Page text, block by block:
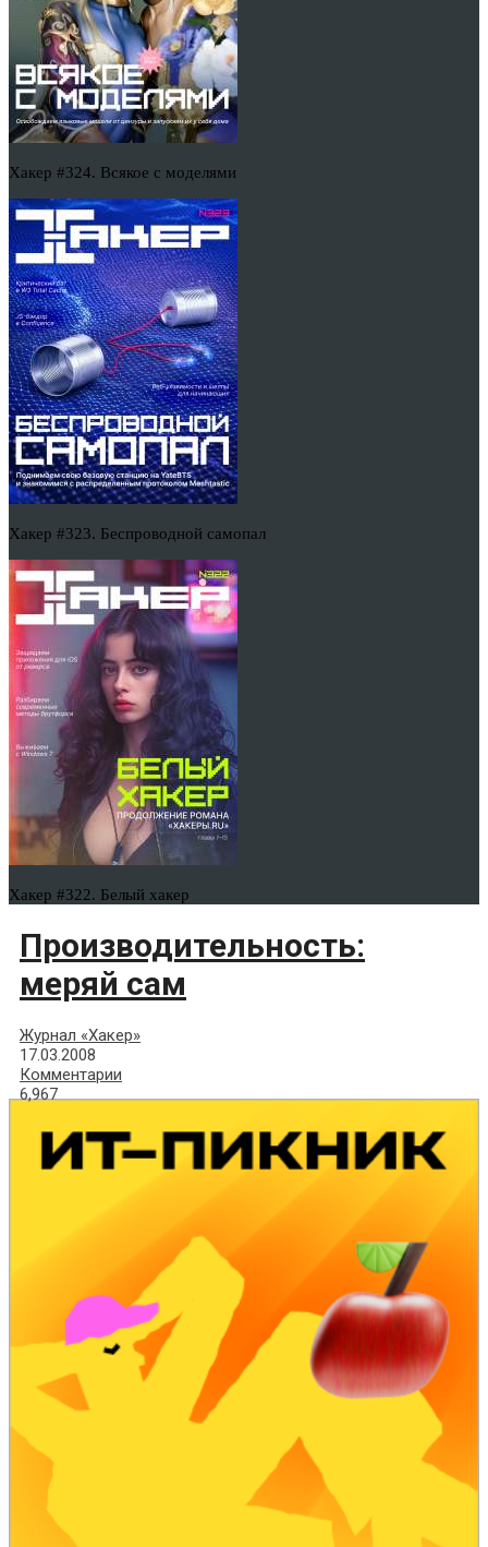
Хакер #324. Всякое с моделями
Хакер #323. Беспроводной самопал
Хакер #322. Белый хакер
Производительность:
меряй сам
Журнал «Хакер»
17.03.2008
Комментарии
6,967